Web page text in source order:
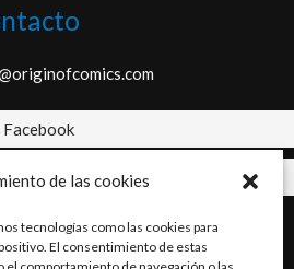
de las cookies
tecnologías como las cookies para
El consentimiento de estas
Facebook
Instagram